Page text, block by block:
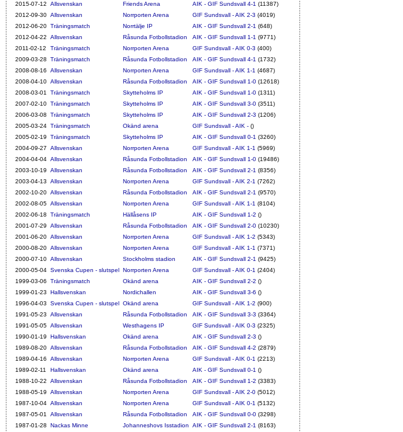
2015-07-12
Allsvenskan Friends Arena AIK - GIF Sundsvall 4-1 (11387)
2012-09-30 Allsvenskan Norrporten Arena GIF Sundsvall - AIK 2-3 (4019)
2012-06-20 Träningsmatch Norrtälje IP AIK - GIF Sundsvall 2-1 (648)
2012-04-22
Allsvenskan Råsunda Fotbollstadion AIK - GIF Sundsvall 1-1 (9771)
2011-02-12
Träningsmatch Norrporten Arena GIF Sundsvall - AIK 0-3 (400)
2009-03-28
Träningsmatch Råsunda Fotbollstadion AIK - GIF Sundsvall 4-1 (1732)
2008-08-16
Allsvenskan Norrporten Arena GIF Sundsvall - AIK 1-1 (4687)
2008-04-10 Allsvenskan Råsunda Fotbollstadion AIK - GIF Sundsvall 1-0 (12618)
2008-03-01
Träningsmatch Skytteholms IP AIK - GIF Sundsvall 1-0 (1311)
2007-02-10 Träningsmatch Skytteholms IP AIK - GIF Sundsvall 3-0 (3511)
2006-03-08
Träningsmatch Skytteholms IP AIK - GIF Sundsvall 2-3 (1206)
2005-03-24 Träningsmatch Okänd arena GIF Sundsvall - AIK - ()
2005-02-19
Träningsmatch Skytteholms IP AIK - GIF Sundsvall 0-1 (3260)
2004-09-27
Allsvenskan Norrporten Arena GIF Sundsvall - AIK 1-1 (5969)
2004-04-04 Allsvenskan Råsunda Fotbollstadion AIK - GIF Sundsvall 1-0 (19486)
2003-10-19
Allsvenskan Råsunda Fotbollstadion AIK - GIF Sundsvall 2-1 (8356)
2003-04-13
Allsvenskan Norrporten Arena GIF Sundsvall - AIK 2-1 (7262)
2002-10-20 Allsvenskan Råsunda Fotbollstadion AIK - GIF Sundsvall 2-1 (9570)
2002-08-05 Allsvenskan Norrporten Arena GIF Sundsvall - AIK 1-1 (8104)
2002-06-18
Träningsmatch Hällåsens IP AIK - GIF Sundsvall 1-2 ()
2001-07-29
Allsvenskan Råsunda Fotbollstadion AIK - GIF Sundsvall 2-0 (10230)
2001-06-20 Allsvenskan Norrporten Arena GIF Sundsvall - AIK 1-2 (5343)
2000-08-20 Allsvenskan Norrporten Arena GIF Sundsvall - AIK 1-1 (7371)
2000-07-10 Allsvenskan Stockholms stadion AIK - GIF Sundsvall 2-1 (9425)
2000-05-04 Svenska Cupen - slutspel Norrporten Arena GIF Sundsvall - AIK 0-1 (2404)
1999-03-06
Träningsmatch Okänd arena AIK - GIF Sundsvall 2-2 ()
1999-01-23
Hallsvenskan Nordichallen AIK - GIF Sundsvall 3-6 ()
1996-04-03
Svenska Cupen - slutspel Okänd arena GIF Sundsvall - AIK 1-2 (900)
1991-05-23
Allsvenskan Råsunda Fotbollstadion AIK - GIF Sundsvall 3-3 (3364)
1991-05-05 Allsvenskan Westhagens IP GIF Sundsvall - AIK 0-3 (2325)
1990-01-19
Hallsvenskan Okänd arena AIK - GIF Sundsvall 2-3 ()
1989-08-20 Allsvenskan Råsunda Fotbollstadion AIK - GIF Sundsvall 4-2 (2879)
1989-04-16
Allsvenskan Norrporten Arena GIF Sundsvall - AIK 0-1 (2213)
1989-02-11
Hallsvenskan Okänd arena AIK - GIF Sundsvall 0-1 ()
1988-10-22
Allsvenskan Råsunda Fotbollstadion AIK - GIF Sundsvall 1-2 (3383)
1988-05-19
Allsvenskan Norrporten Arena GIF Sundsvall - AIK 2-0 (5012)
1987-10-04 Allsvenskan Norrporten Arena GIF Sundsvall - AIK 0-1 (5132)
1987-05-01
Allsvenskan Råsunda Fotbollstadion AIK - GIF Sundsvall 0-0 (3298)
1987-01-28
Nackas Minne Johanneshovs Isstadion AIK - GIF Sundsvall 2-1 (8163)